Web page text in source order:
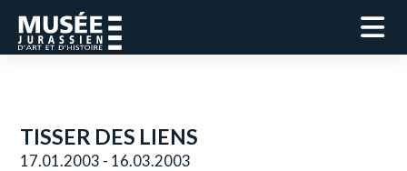
TISSER DES LIENS
17.01.2003 - 16.03.2003